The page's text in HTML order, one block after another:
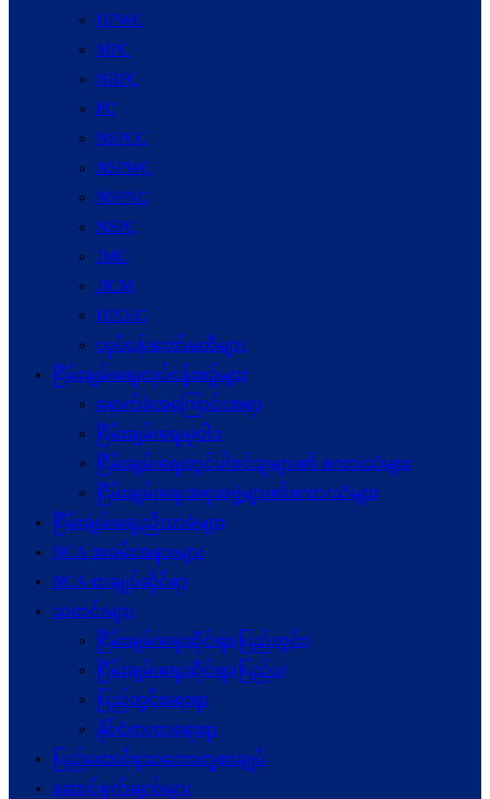
UPWC
MPC
NRPC
PC
NSPCC
NSPWC
NSPNC
NSPC
JMC
JICM
UPDJC
လုပ်ငန်းကော်မတီများ
ငြိမ်းချမ်းရေးလုပ်ငန်းစဉ်များ
နောက်ခံအကြောင်းအရာ
ငြိမ်းချမ်းရေးမူဝါဒ
ငြိမ်းချမ်းရေးတွင်ပါဝင်သူများ၏ စကားသံများ
ငြိမ်းချမ်းရေးအစုအဖွဲ့များ၏စကားသံများ
ငြိမ်းချမ်းရေးညီလာခံများ
NCA အခမ်းအနားများ
NCA စာချုပ်ဆိုင်ရာ
သတင်းများ
ငြိမ်းချမ်းရေးဆိုင်ရာ(ပြည်တွင်း)
ငြိမ်းချမ်းရေးဆိုင်ရာ(ပြည်ပ)
ပြည်တွင်းရေးရာ
နိုင်ငံတကာရေးရာ
ပြည်ထောင်စုသဘောတူစာချုပ်
ဆောင်ရွက်ချက်များ